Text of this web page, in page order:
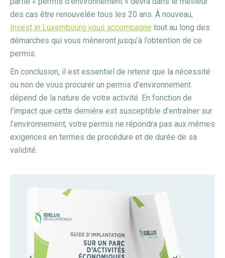
des cas être renouvelée tous les 20 ans. À nouveau,
Invest in Luxembourg vous accompagne tout au long des
démarches qui vous mèneront jusqu’à l’obtention de ce
permis.
En conclusion, il est essentiel de retenir que la nécessité
ou non de vous procurer un permis d’environnement
dépend de la nature de votre activité. En fonction de
l’impact que cette dernière est susceptible d’entraîner sur
l’environnement, votre permis ne répondra pas aux mêmes
exigences en termes de procédure et de durée de sa
validité.